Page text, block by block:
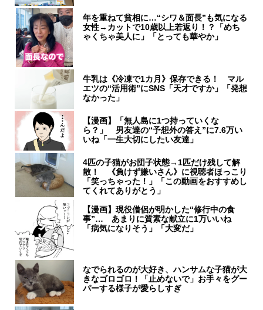
年を重ねて貧相に…“シワ＆面長”も気になる
女性→カットで10歳以上若返り！？「めち
ゃくちゃ美人に」「とっても華やか」
牛乳は《冷凍で1カ月》保存できる！ マル
エツの“活用術”にSNS「天才ですか」「発想
なかった」
【漫画】「無人島に1つ持っていくな
ら？」 男友達の“予想外の答え”に7.6万い
いね「一生大切にしたい友達」
4匹の子猫がお団子状態→1匹だけ残して解
散！ 《負けず嫌いさん》に視聴者ほっこり
「笑っちゃった！」「この動画をおすすめし
てくれてありがとう」
【漫画】現役僧侶が明かした“修行中の食
事”… あまりに質素な献立に1万いいね
「病気になりそう」「大変だ」
なでられるのが大好き、ハンサムな子猫が大
きなゴロゴロ！「止めないで」お手々をグー
パーする様子が愛らしすぎ